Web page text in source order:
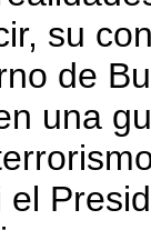
su
de
una